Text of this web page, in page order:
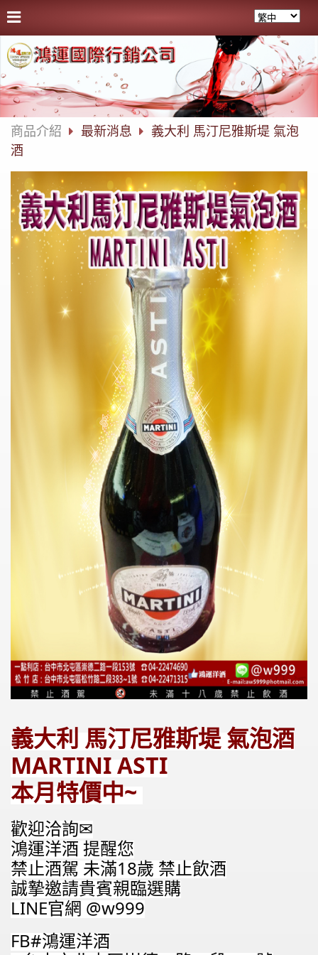
商品介紹 最新消息
義大利 馬汀尼雅斯堤 氣泡
酒
義大利 馬汀尼雅斯堤 氣泡酒
MARTINI ASTI
本月特價中~
歡迎洽詢✉
鴻運洋酒 提醒您
禁止酒駕 未滿18歲 禁止飲酒
誠摯邀請貴賓親臨選購
LINE官網 @w999
FB#鴻運洋酒